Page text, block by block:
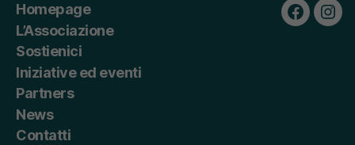
Homepage
L’Associazione
Sostienici
Iniziative ed eventi
Partners
News
Contatti